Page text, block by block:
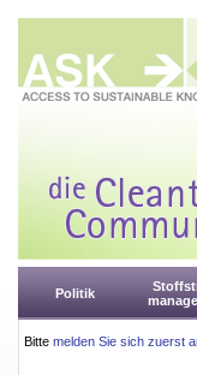
Politik
Bitte melden Sie sich zuerst